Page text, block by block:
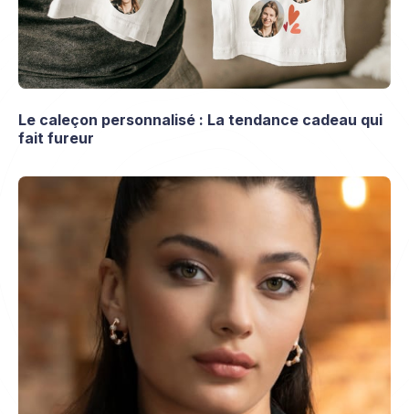
Le caleçon personnalisé : La tendance cadeau qui
fait fureur